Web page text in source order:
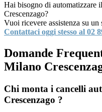
Hai bisogno di automatizzare
Crescenzago?
Vuoi ricevere assistenza su
Contattaci oggi stesso al 02
Domande
Milano
Chi monta i cancelli
Crescenzago ?